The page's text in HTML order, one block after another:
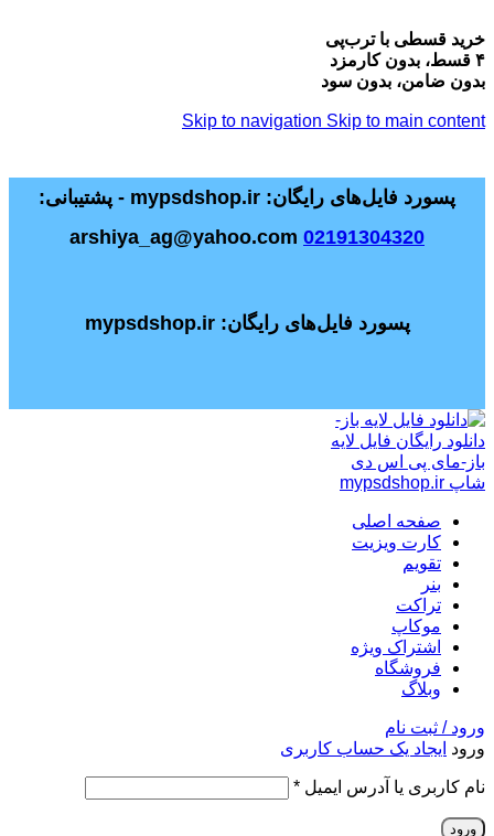
خرید قسطی با ترب‌پی
۴ قسط، بدون کارمزد
بدون ضامن، بدون سود
Skip to navigation Skip to main content
پسورد فایل‌های رایگان: mypsdshop.ir - پشتیبانی:
arshiya_ag@yahoo.com 02191304320
پسورد فایل‌های رایگان: mypsdshop.ir
صفحه اصلی
کارت ویزیت
تقویم
بنر
تراکت
موکاپ
اشتراک ویژه
فروشگاه
وبلاگ
ورود / ثبت نام
ورود ایجاد یک حساب کاربری
نام کاربری یا آدرس ایمیل *
ورود